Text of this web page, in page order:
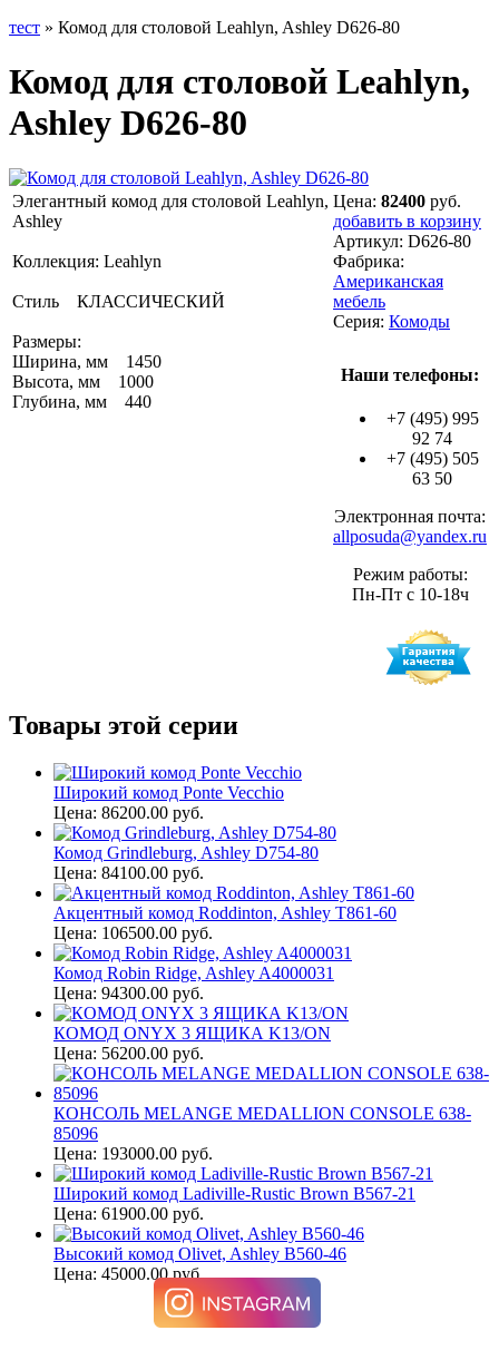
тест » Комод для столовой Leahlyn, Ashley D626-80
Комод для столовой Leahlyn,
Ashley D626-80
Элегантный комод для столовой Leahlyn,
Ashley
Коллекция: Leahlyn
Стиль КЛАССИЧЕСКИЙ
Размеры:
Ширина, мм 1450
Высота, мм 1000
Глубина, мм 440
Цена: 82400 руб.
добавить в корзину
Артикул: D626-80
Фабрика:
Американская
мебель
Серия: Комоды
Наши телефоны:
+7 (495) 995
92 74
+7 (495) 505
63 50
Электронная почта:
allposuda@yandex.ru
Режим работы:
Пн-Пт с 10-18ч
Товары этой серии
Широкий комод Ponte Vecchio
Цена: 86200.00 руб.
Комод Grindleburg, Ashley D754-80
Цена: 84100.00 руб.
Акцентный комод Roddinton, Ashley T861-60
Цена: 106500.00 руб.
Комод Robin Ridge, Ashley A4000031
Цена: 94300.00 руб.
КОМОД ONYX 3 ЯЩИКА K13/ON
Цена: 56200.00 руб.
КОНСОЛЬ MELANGE MEDALLION CONSOLE 638-
85096
Цена: 193000.00 руб.
Широкий комод Ladiville-Rustic Brown B567-21
Цена: 61900.00 руб.
Высокий комод Olivet, Ashley B560-46
Цена: 45000.00 руб.